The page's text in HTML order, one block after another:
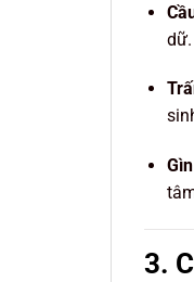
dữ.
3.